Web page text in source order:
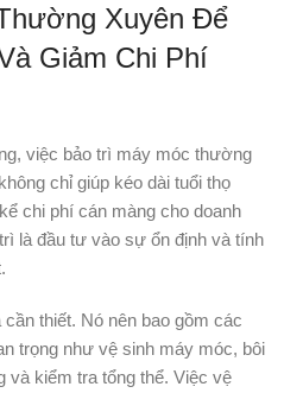
Xuyên Để
Giảm Chi Phí
việc bảo trì máy móc thường
chỉ giúp kéo dài tuổi thọ
chi phí cán màng cho doanh
là đầu tư vào sự ổn định và tính
thiết. Nó nên bao gồm các
trọng như vệ sinh máy móc, bôi
và kiểm tra tổng thể. Việc vệ